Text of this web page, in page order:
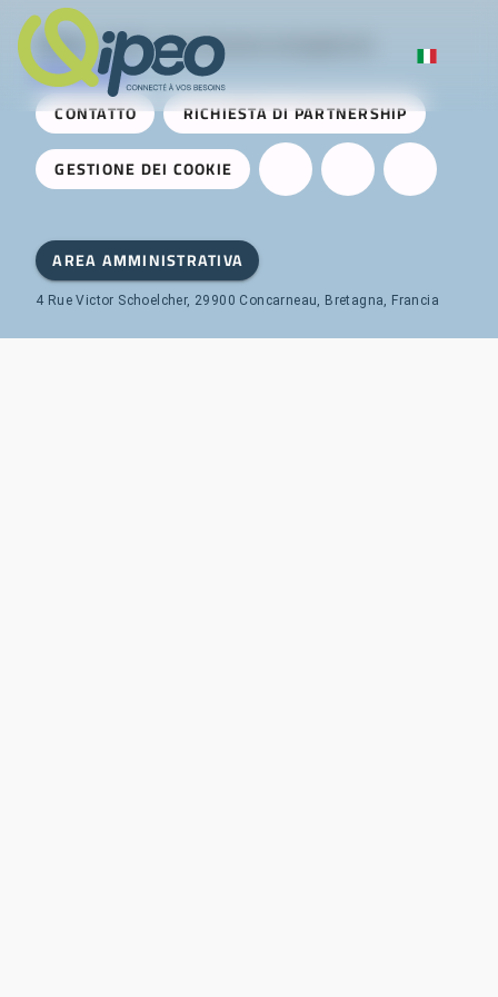
Qipeo © 2025 -Una soluzione sviluppata da
AireServices
CONTATTO
RICHIESTA DI PARTNERSHIP
GESTIONE DEI COOKIE
AREA AMMINISTRATIVA
4 Rue Victor Schoelcher, 29900 Concarneau, Bretagna, Francia